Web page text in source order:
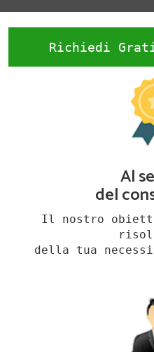
Richiedi
Al
del
Il nostro
della tua